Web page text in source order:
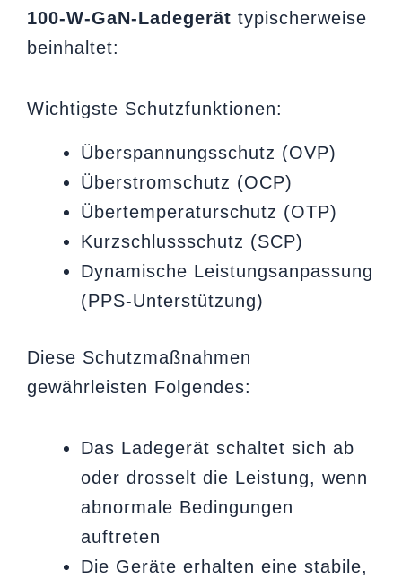
100-W-GaN-Ladegerät typischerweise
beinhaltet:
Wichtigste Schutzfunktionen:
Überspannungsschutz (OVP)
Überstromschutz (OCP)
Übertemperaturschutz (OTP)
Kurzschlussschutz (SCP)
Dynamische Leistungsanpassung
(PPS-Unterstützung)
Diese Schutzmaßnahmen
gewährleisten Folgendes:
Das Ladegerät schaltet sich ab
oder drosselt die Leistung, wenn
abnormale Bedingungen
auftreten
Die Geräte erhalten eine stabile,